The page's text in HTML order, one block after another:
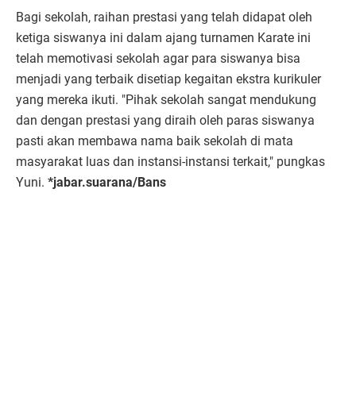
Bagi sekolah, raihan prestasi yang telah didapat oleh
ketiga siswanya ini dalam ajang turnamen Karate ini
telah memotivasi sekolah agar para siswanya bisa
menjadi yang terbaik disetiap kegaitan ekstra kurikuler
yang mereka ikuti. "Pihak sekolah sangat mendukung
dan dengan prestasi yang diraih oleh paras siswanya
pasti akan membawa nama baik sekolah di mata
masyarakat luas dan instansi-instansi terkait," pungkas
Yuni. *jabar.suarana/Bans